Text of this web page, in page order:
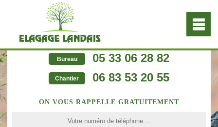
Bureau 05 33 06 28 82
Chantier 06 83 53 20 55
ON VOUS RAPPELLE GRATUITEMENT